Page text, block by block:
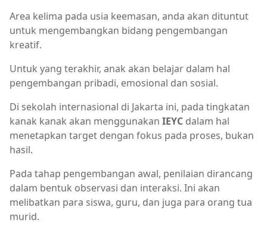
Area kelima pada usia keemasan, anda akan dituntut
untuk mengembangkan bidang pengembangan
kreatif.
Untuk yang terakhir, anak akan belajar dalam hal
pengembangan pribadi, emosional dan sosial.
Di sekolah internasional di Jakarta ini, pada tingkatan
kanak kanak akan menggunakan IEYC dalam hal
menetapkan target dengan fokus pada proses, bukan
hasil.
Pada tahap pengembangan awal, penilaian dirancang
dalam bentuk observasi dan interaksi. Ini akan
melibatkan para siswa, guru, dan juga para orang tua
murid.